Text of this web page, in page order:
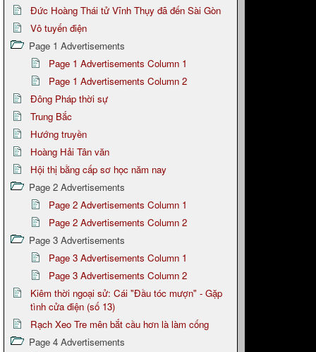
Đức Hoàng Thái tử Vĩnh Thụy đã đến Sài Gòn
Vô tuyến điện
Page 1 Advertisements
Page 1 Advertisements Column 1
Page 1 Advertisements Column 2
Đông Pháp thời sự
Trung Bắc
Hướng truyền
Hoàng Hải Tân văn
Hội thị bằng cấp sơ học năm nay
Page 2 Advertisements
Page 2 Advertisements Column 1
Page 2 Advertisements Column 2
Page 3 Advertisements
Page 3 Advertisements Column 1
Page 3 Advertisements Column 2
Kiêm thời ngoại sử: Cái "Đầu tóc mượn" - Gặp
tình cửa điện (số 13)
Rạch Xeo Tre mên bắt cầu hơn là làm cống
Page 4 Advertisements